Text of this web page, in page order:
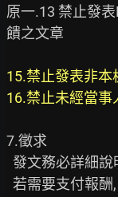
原一.13 禁止發
饋之文章
15.禁止發表非本
16.禁止未經當事
7.徵求